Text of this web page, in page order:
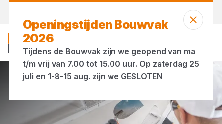
Werkhandschoenen voor afbouw
Openingstijden Bouwvak
2026
Tijdens de Bouwvak zijn we geopend van ma
t/m vrij van 7.00 tot 15.00 uur. Op zaterdag 25
juli en 1-8-15 aug. zijn we GESLOTEN